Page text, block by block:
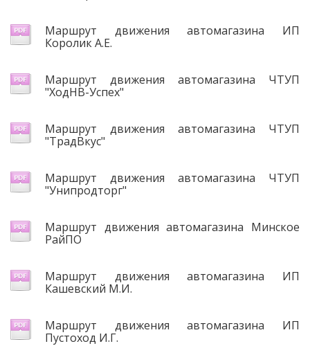
Маршрут движения автомагазина ИП
Королик А.Е.
Маршрут движения автомагазина ЧТУП
"ХодНВ-Успех"
Маршрут движения автомагазина ЧТУП
"ТрадВкус"
Маршрут движения автомагазина ЧТУП
"Унипродторг"
Маршрут движения автомагазина Минское
РайПО
Маршрут движения автомагазина ИП
Кашевский М.И.
Маршрут движения автомагазина ИП
Пустоход И.Г.